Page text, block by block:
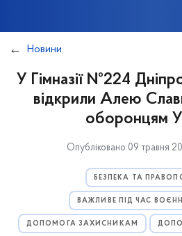
Новини
У Гімназії №224
відкрили Алею
оборонцям
Опубліковано 09 травня
БЕЗПЕКА ТА
ВАЖЛИВЕ ПІД ЧАС
ДОПОМОГА ЗАХИСНИКАМ